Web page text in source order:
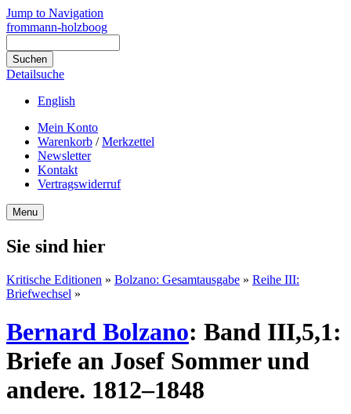
Jump to Navigation
frommann-holzboog
Detailsuche
English
Mein Konto
Warenkorb /Merkzettel
Newsletter
Kontakt
Vertragswiderruf
Menu
Sie sind hier
Kritische Editionen » Bolzano: Gesamtausgabe » Reihe III:
Briefwechsel »
Bernard Bolzano: Band III,5,1:
Briefe an Josef Sommer und
andere. 1812–1848